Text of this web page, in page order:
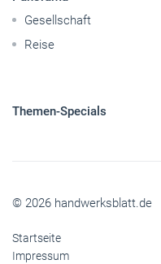
Gesellschaft
Reise
Themen-Specials
© 2026 handwerksblatt.de
Startseite
Impressum